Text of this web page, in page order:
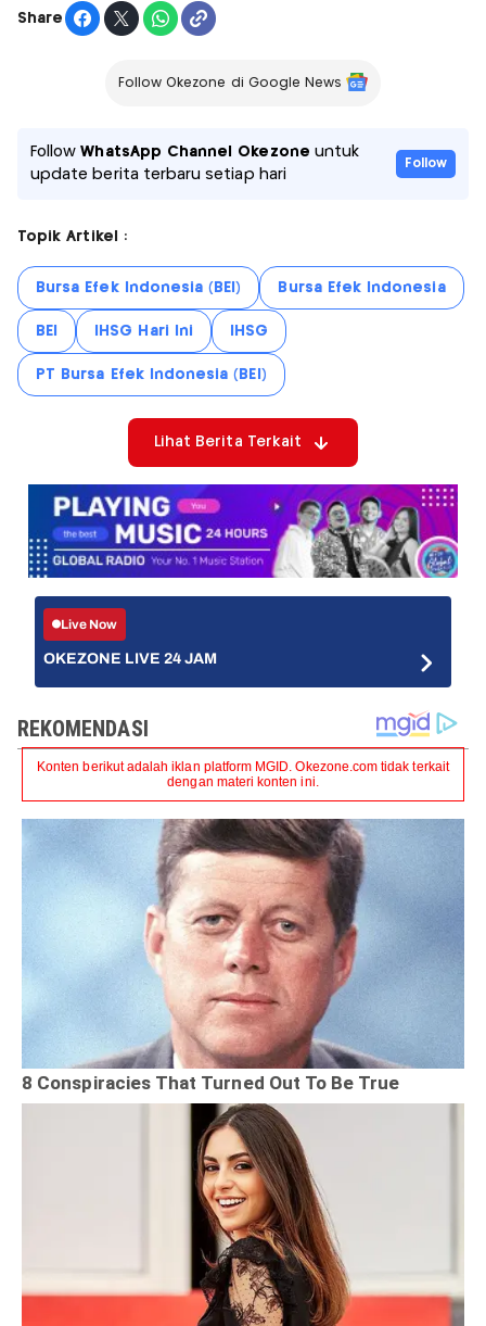
Share
Follow Okezone di Google News
FollowWhatsApp Channel Okezone untuk
update berita terbaru setiap hari
Follow
Topik Artikel :
Bursa Efek Indonesia (BEI) Bursa Efek Indonesia
BEI IHSG Hari Ini IHSG
PT Bursa Efek Indonesia (BEI)
Lihat Berita Terkait
Live Now
OKEZONE LIVE 24 JAM